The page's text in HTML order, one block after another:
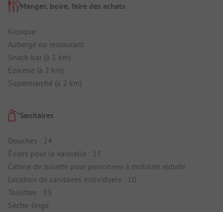
Manger, boire, faire des achats
Kiosque
Auberge ou restaurant
Snack-bar (à 1 km)
Épicerie (à 2 km)
Supermarché (à 2 km)
Sanitaires
Douches : 24
Éviers pour la vaisselle : 15
Cabine de toilette pour personnes à mobilité réduite
Location de sanitaires individuels : 10
Toilettes : 33
Sèche-linge